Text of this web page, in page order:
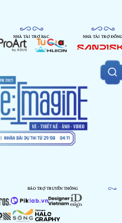
NHÀ TÀI TRỢ BẠC NHÀ TÀI TRỢ ĐỒNG
BẢO TRỢ TRUYỀN THÔNG